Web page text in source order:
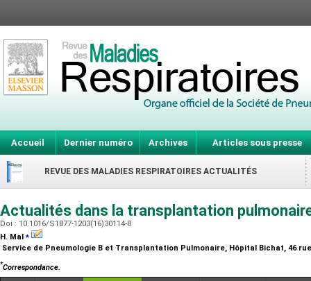
Accueil Dernier numéro Archives Articles sous presse
REVUE DES MALADIES RESPIRATOIRES ACTUALITÉS
Actualités dans la transplantation
Doi : 10.1016/S1877-1203(16)30114-8
H. Mal ⁎
Service de Pneumologie B et Transplantation Pulmonaire, Hôpital Bichat, 46
*Correspondance.